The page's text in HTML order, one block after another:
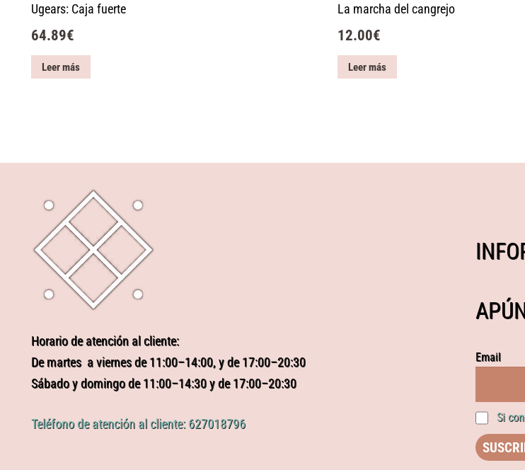
Ugears: Caja fuerte
64.89€
Leer más
La marcha del cangrejo
12.00€
Leer más
Horario de atención al cliente:
De martes a viernes de 11:00–14:00, y de 17:00–20:30
Sábado y domingo de 11:00–14:30 y de 17:00–20:30
Teléfono de atención al cliente: 627018796
Email
Si